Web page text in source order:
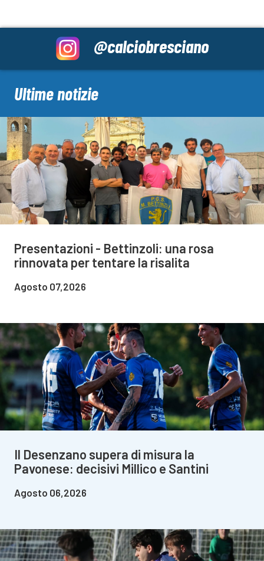
@calciobresciano
Ultime notizie
Presentazioni - Bettinzoli: una rosa
rinnovata per tentare la risalita
Agosto 07,2026
Il Desenzano supera di misura la
Pavonese: decisivi Millico e Santini
Agosto 06,2026